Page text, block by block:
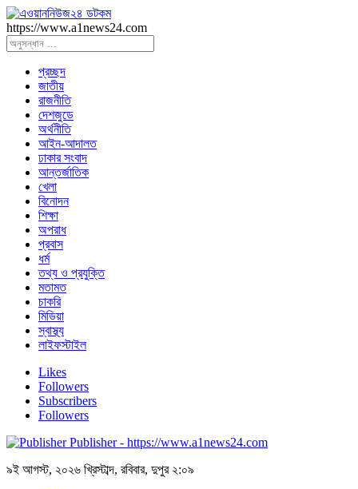
https://www.a1news24.com
প্রচ্ছদ
জাতীয়
রাজনীতি
দেশজুডে
অর্থনীতি
আইন-আদালত
ঢাকার সংবাদ
আন্তর্জাতিক
খেলা
বিনোদন
শিক্ষা
অপরাধ
প্রবাস
ধর্ম
তথ্য ও প্রযুক্তি
মতামত
চাকরি
মিডিয়া
স্বাস্থ্য
লাইফস্টাইল
Likes
Followers
Subscribers
Followers
Publisher - https://www.a1news24.com
৯ই আগস্ট, ২০২৬ খ্রিস্টাব্দ, রবিবার, দুপুর ২:০৯